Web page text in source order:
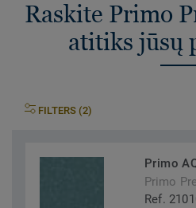
Raskite Primo
atitiks jūsų
FILTERS (2)
Primo
Primo
Ref.